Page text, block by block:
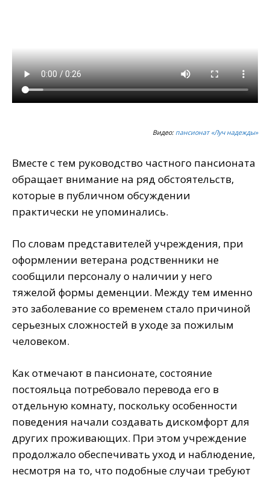
Видео: пансионат «Луч надежды»
Вместе с тем руководство частного пансионата
обращает внимание на ряд обстоятельств,
которые в публичном обсуждении
практически не упоминались.
По словам представителей учреждения, при
оформлении ветерана родственники не
сообщили персоналу о наличии у него
тяжелой формы деменции. Между тем именно
это заболевание со временем стало причиной
серьезных сложностей в уходе за пожилым
человеком.
Как отмечают в пансионате, состояние
постояльца потребовало перевода его в
отдельную комнату, поскольку особенности
поведения начали создавать дискомфорт для
других проживающих. При этом учреждение
продолжало обеспечивать уход и наблюдение,
несмотря на то, что подобные случаи требуют